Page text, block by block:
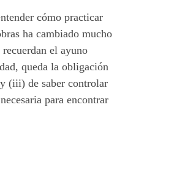
cómo practicar
ha cambiado mucho
el ayuno
queda la obligación
(iii) de saber controlar
para encontrar